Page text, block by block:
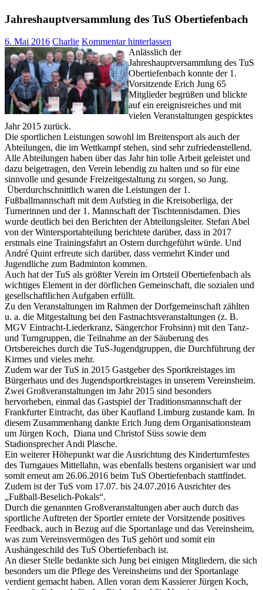
Jahreshauptversammlung des TuS Obertiefenbach
6. Mai 2016 Charlie Kommentar hinterlassen
Anlässlich der
Jahreshauptversammlung des TuS
Obertiefenbach konnte der 1.
Vorsitzende Erich Jung 65
Mitglieder begrüßen und blickte
auf ein ereignisreiches und mit
vielen Veranstaltungen gespicktes
Jahr 2015 zurück.
Die sportlichen Leistungen sowohl im Breitensport als auch der
Abteilungen, die im Wettkampf stehen, sind sehr zufriedenstellend.
Alle Abteilungen haben über das Jahr hin tolle Arbeit geleistet und
dazu beigetragen, den Verein lebendig zu halten und so für eine
sinnvolle und gesunde Freizeitgestaltung zu sorgen, so Jung.
Überdurchschnittlich waren die Leistungen der 1.
Fußballmannschaft mit dem Aufstieg in die Kreisoberliga, der
Turnerinnen und der 1. Mannschaft der Tischtennisdamen. Dies
wurde deutlich bei den Berichten der Abteilungsleiter. Stefan Abel
von der Wintersportabteilung berichtete darüber, dass in 2017
erstmals eine Trainingsfahrt an Ostern durchgeführt würde. Und
André Quint erfreute sich darüber, dass vermehrt Kinder und
Jugendliche zum Badminton kommen.
Auch hat der TuS als größter Verein im Ortsteil Obertiefenbach als
wichtiges Element in der dörflichen Gemeinschaft, die sozialen und
gesellschaftlichen Aufgaben erfüllt.
Zu den Veranstaltungen im Rahmen der Dorfgemeinschaft zählten
u. a. die Mitgestaltung bei den Fastnachtsveranstaltungen (z. B.
MGV Eintracht-Liederkranz, Sängerchor Frohsinn) mit den Tanz-
und Turngruppen, die Teilnahme an der Säuberung des
Ortsbereiches durch die TuS-Jugendgruppen, die Durchführung der
Kirmes und vieles mehr.
Zudem war der TuS in 2015 Gastgeber des Sportkreistages im
Bürgerhaus und des Jugendsportkreistages in unserem Vereinsheim.
Zwei Großveranstaltungen im Jahr 2015 sind besonders
hervorheben, einmal das Gastspiel der Traditionsmannschaft der
Frankfurter Eintracht, das über Kaufland Limburg zustande kam. In
diesem Zusammenhang dankte Erich Jung dem Organisationsteam
um Jürgen Koch, Diana und Christof Süss sowie dem
Stadionsprecher Andi Plasche.
Ein weiterer Höhepunkt war die Ausrichtung des Kinderturnfestes
des Turngaues Mittellahn, was ebenfalls bestens organisiert war und
somit erneut am 26.06.2016 beim TuS Obertiefenbach stattfindet.
Zudem ist der TuS vom 17.07. bis 24.07.2016 Ausrichter des
„Fußball-Beselich-Pokals“.
Durch die genannten Großveranstaltungen aber auch durch das
sportliche Auftreten der Sportler erntete der Vorsitzende positives
Feedback, auch in Bezug auf die Sportanlage und das Vereinsheim,
was zum Vereinsvermögen des TuS gehört und somit ein
Aushängeschild des TuS Obertiefenbach ist.
An dieser Stelle bedankte sich Jung bei einigen Mitgliedern, die sich
besonders um die Pflege des Vereinsheims und der Sportanlage
verdient gemacht haben. Allen voran dem Kassierer Jürgen Koch,